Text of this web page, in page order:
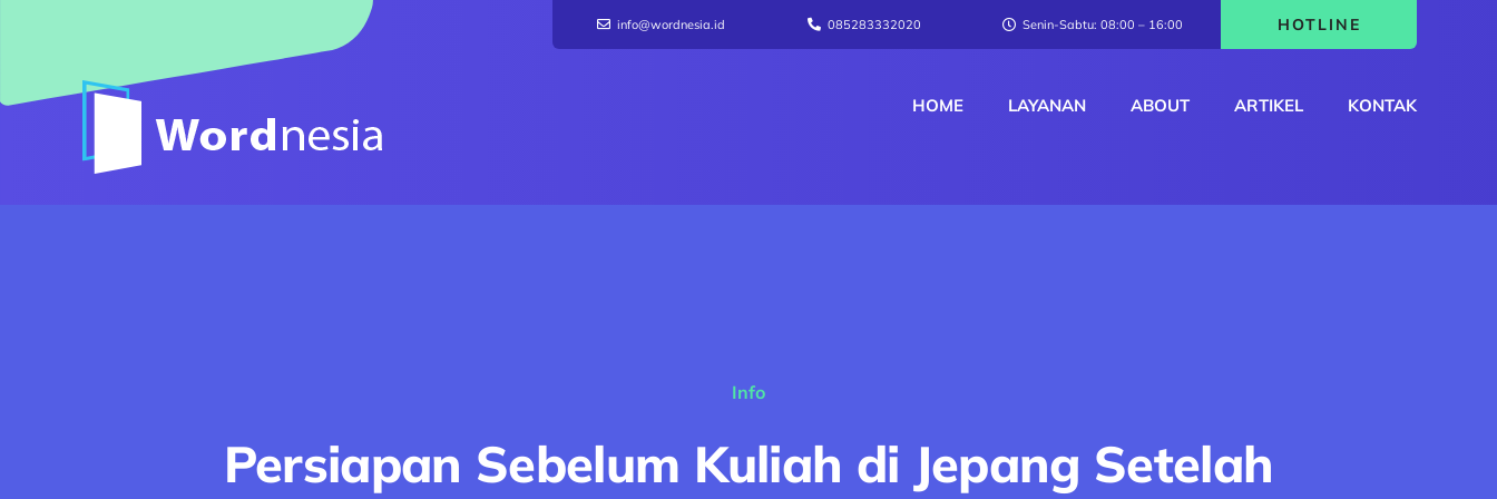
info@wordnesia.id 085283332020 Senin-Sabtu: 08:00 – 16:00 HOTLINE
HOME LAYANAN ABOUT ARTIKEL KONTAK
Info
Persiapan Sebelum Kuliah di Jepang Setelah